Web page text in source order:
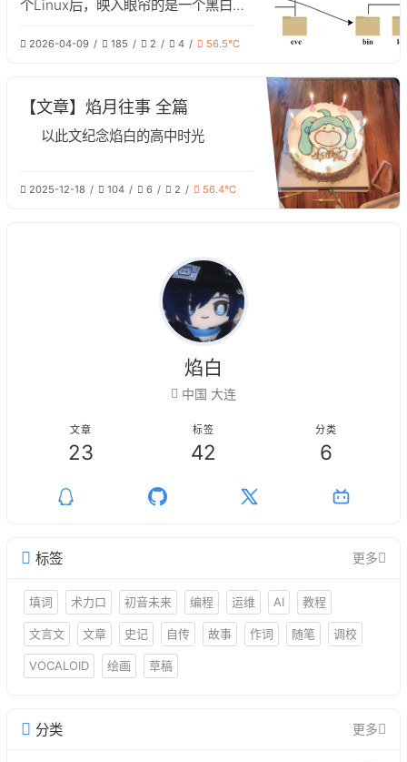
个Linux后，映入眼帘的是一个黑白的
这对于一个初学者来说可能相当费解。
我们将对Linux系统的文件结构进行解
析。
2026-04-09 185 2 4 56.5℃
【文章】焰月往事 全篇
以此文纪念焰白的高中时光
2025-12-18 104 6 2 56.4℃
焰白
中国 大连
文章
23
标签
42
分类
6
标签 更多
填词 术力口 初音未来 编程 运维 AI 教程
文言文 文章 史记 自传 故事 作词 随笔 调校
VOCALOID 绘画 草稿
分类 更多